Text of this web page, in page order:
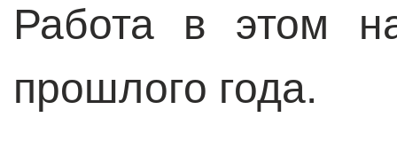
Работа в этом
прошлого года.